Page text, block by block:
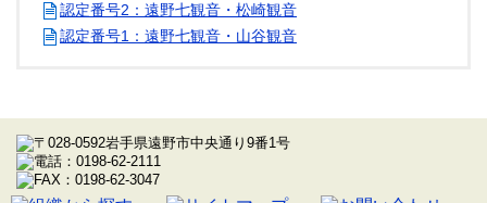
認定番号2：遠野七観音・松崎観音
認定番号1：遠野七観音・山谷観音